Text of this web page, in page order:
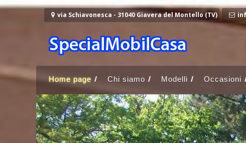
Vai al contenuto
via Schiavonesca - 31040 Giavera del Montello (TV)
Home page Chi siamo Modelli Occasioni